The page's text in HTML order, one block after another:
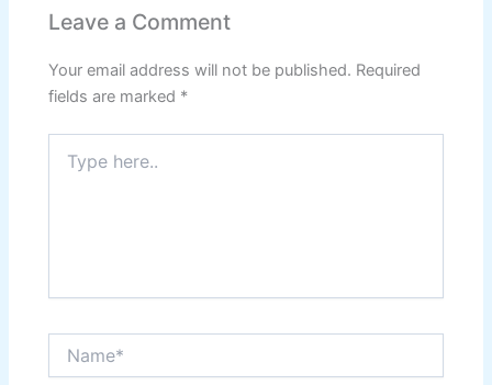
Leave a Comment
Your email address will not be published. Required
fields are marked *
here..